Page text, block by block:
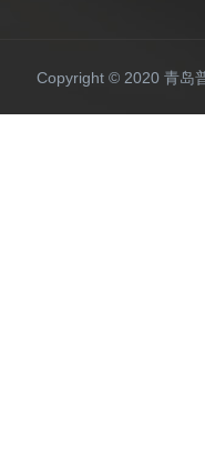
Copyright © 2020 青岛